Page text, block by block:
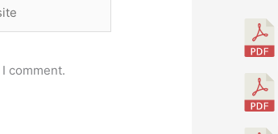
comment.